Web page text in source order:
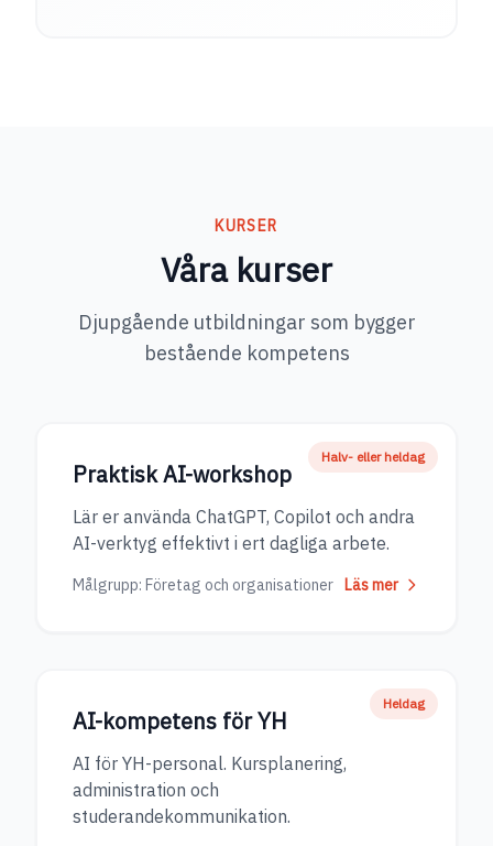
KURSER
Våra kurser
Djupgående utbildningar som bygger
bestående kompetens
Halv- eller heldag
Praktisk AI-workshop
Lär er använda ChatGPT, Copilot och andra
AI-verktyg effektivt i ert dagliga arbete.
Målgrupp: Företag och organisationer Läs mer
Heldag
AI-kompetens för YH
AI för YH-personal. Kursplanering,
administration och
studerandekommunikation.